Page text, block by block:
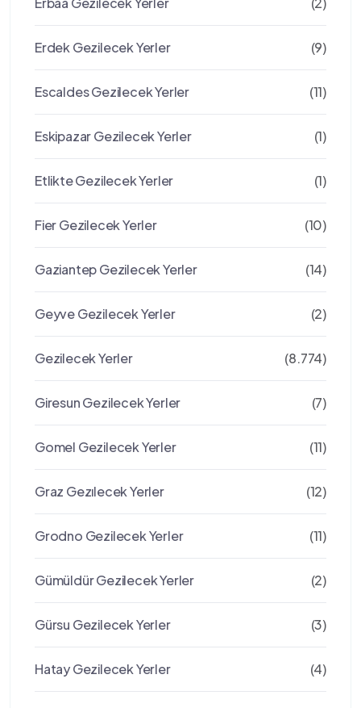
Erdek Gezilecek Yerler (9)
Escaldes Gezilecek Yerler (11)
Eskipazar Gezilecek Yerler (1)
Etlikte Gezilecek Yerler (1)
Fier Gezilecek Yerler (10)
Gaziantep Gezilecek Yerler (14)
Geyve Gezilecek Yerler (2)
Gezilecek Yerler (8.774)
Giresun Gezilecek Yerler (7)
Gomel Gezilecek Yerler (11)
Graz Gezılecek Yerler (12)
Grodno Gezilecek Yerler (11)
Gümüldür Gezilecek Yerler (2)
Gürsu Gezilecek Yerler (3)
Hatay Gezilecek Yerler (4)